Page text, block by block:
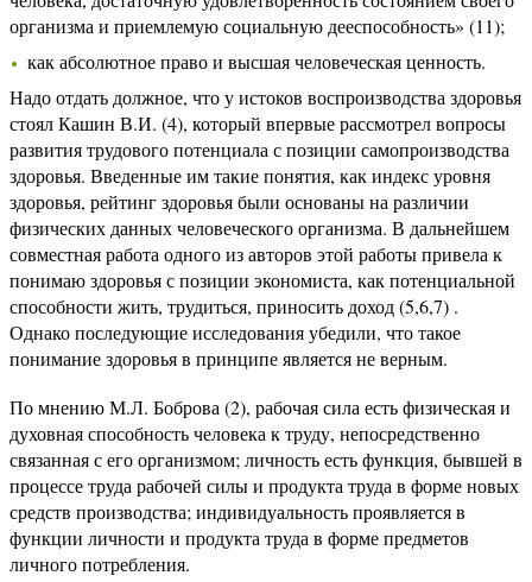
организма и приемлемую социальную дееспособность» (11);
как абсолютное право и высшая человеческая ценность.
Надо отдать должное, что у истоков воспроизводства здоровья
стоял Кашин В.И. (4), который впервые рассмотрел вопросы
развития трудового потенциала с позиции самопроизводства
здоровья. Введенные им такие понятия, как индекс уровня
здоровья, рейтинг здоровья были основаны на различии
физических данных человеческого организма. В дальнейшем
совместная работа одного из авторов этой работы привела к
понимаю здоровья с позиции экономиста, как потенциальной
способности жить, трудиться, приносить доход (5,6,7) .
Однако последующие исследования убедили, что такое
понимание здоровья в принципе является не верным.
По мнению М.Л. Боброва (2), рабочая сила есть физическая и
духовная способность человека к труду, непосредственно
связанная с его организмом; личность есть функция, бывшей в
процессе труда рабочей силы и продукта труда в форме новых
средств производства; индивидуальность проявляется в
функции личности и продукта труда в форме предметов
личного потребления.